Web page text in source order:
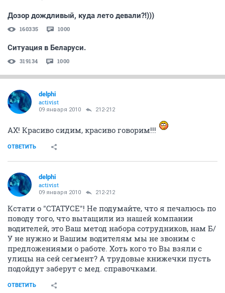
Дозор дождливый, куда лето девали?!)))
160335 1000
Ситуация в Беларуси.
319134 1000
delphi
activist
09 января 2010 212-212
АХ! Красиво сидим, красиво говорим!!!
ОТВЕТИТЬ
delphi
activist
09 января 2010 212-212
Кстати о "СТАТУСЕ"! Не подумайте, что я печалюсь по
поводу того, что вытащили из нашей компании
водителей, это Ваш метод набора сотрудников, нам Б/
У не нужно и Вашим водителям мы не звоним с
предложениями о работе. Хоть кого то Вы взяли с
улицы на сей сегмент? А трудовые книжечки пусть
подойдут заберут с мед. справочками.
ОТВЕТИТЬ